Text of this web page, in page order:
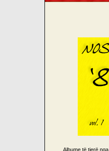
Albume të tjerë nga